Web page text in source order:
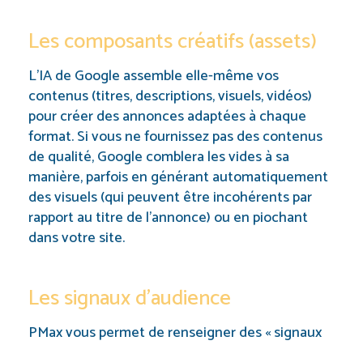
Les composants créatifs (assets)
L’IA de Google assemble elle-même vos
contenus (titres, descriptions, visuels, vidéos)
pour créer des annonces adaptées à chaque
format. Si vous ne fournissez pas des contenus
de qualité, Google comblera les vides à sa
manière, parfois en générant automatiquement
des visuels (qui peuvent être incohérents par
rapport au titre de l’annonce) ou en piochant
dans votre site.
Les signaux d’audience
PMax vous permet de renseigner des « signaux